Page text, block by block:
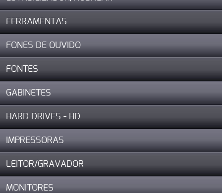
FERRAMENTAS
FONES DE OUVIDO
FONTES
GABINETES
HARD DRIVES - HD
IMPRESSORAS
LEITOR/GRAVADOR
MONITORES